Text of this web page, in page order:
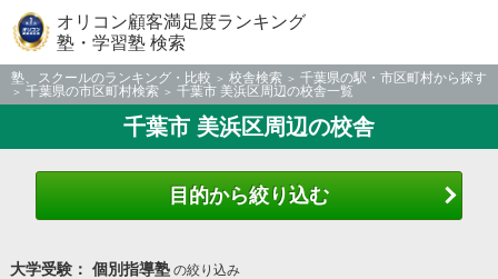
オリコン顧客満足度ランキング
塾・学習塾 検索
塾、スクールのランキング・比較 校舎検索
千葉県の駅・市区町村から探す
千葉県の市区町村検索
千葉市 美浜区周辺の校舎一覧
千葉市 美浜区周辺の校舎
目的から絞り込む
大学受験： 個別指導塾の絞り込み